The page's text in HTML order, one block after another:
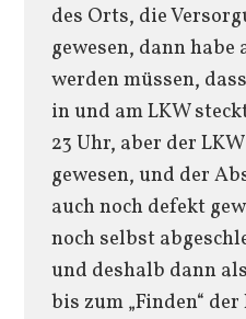
des Orts, die
gewesen, dann habe
werden müssen,
in und am LKW
23 Uhr, aber der
gewesen, und der
auch noch defekt
noch selbst
und deshalb dann
bis zum „Finden“